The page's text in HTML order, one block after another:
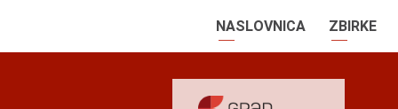
NASLOVNICA ZBIRKE